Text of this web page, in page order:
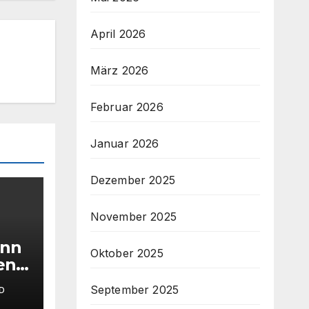
April 2026
März 2026
Februar 2026
Januar 2026
Dezember 2025
November 2025
Oktober 2025
September 2025